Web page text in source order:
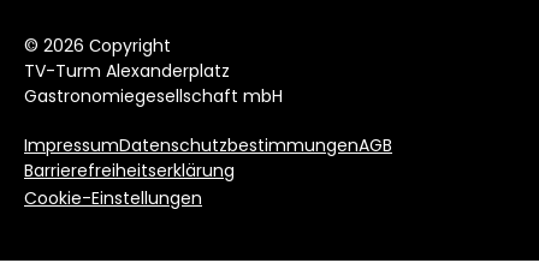
© 2026 Сopyright
TV-Turm Alexanderplatz
Gastronomiegesellschaft mbH
ImpressumDatenschutzbestimmungenAGB
Barrierefreiheitserklärung
Cookie-Einstellungen